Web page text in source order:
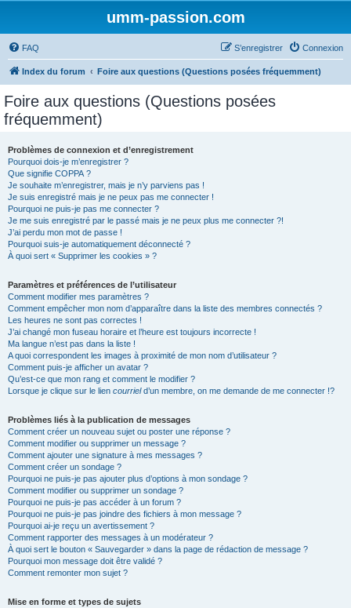
umm-passion.com
FAQ Connexion
S’enregistrer
Index du forum Foire aux questions (Questions posées fréquemment)
Foire aux questions (Questions posées
fréquemment)
Problèmes de connexion et d’enregistrement
Pourquoi dois-je m’enregistrer ?
Que signifie COPPA ?
Je souhaite m’enregistrer, mais je n’y parviens pas !
Je suis enregistré mais je ne peux pas me connecter !
Pourquoi ne puis-je pas me connecter ?
Je me suis enregistré par le passé mais je ne peux plus me connecter ?!
J’ai perdu mon mot de passe !
Pourquoi suis-je automatiquement déconnecté ?
À quoi sert « Supprimer les cookies » ?
Paramètres et préférences de l’utilisateur
Comment modifier mes paramètres ?
Comment empêcher mon nom d’apparaître dans la liste des membres connectés ?
Les heures ne sont pas correctes !
J’ai changé mon fuseau horaire et l’heure est toujours incorrecte !
Ma langue n’est pas dans la liste !
A quoi correspondent les images à proximité de mon nom d’utilisateur ?
Comment puis-je afficher un avatar ?
Qu’est-ce que mon rang et comment le modifier ?
Lorsque je clique sur le lien courrield’un membre, on me demande de me connecter !?
Problèmes liés à la publication de messages
Comment créer un nouveau sujet ou poster une réponse ?
Comment modifier ou supprimer un message ?
Comment ajouter une signature à mes messages ?
Comment créer un sondage ?
Pourquoi ne puis-je pas ajouter plus d’options à mon sondage ?
Comment modifier ou supprimer un sondage ?
Pourquoi ne puis-je pas accéder à un forum ?
Pourquoi ne puis-je pas joindre des fichiers à mon message ?
Pourquoi ai-je reçu un avertissement ?
Comment rapporter des messages à un modérateur ?
À quoi sert le bouton « Sauvegarder » dans la page de rédaction de message ?
Pourquoi mon message doit être validé ?
Comment remonter mon sujet ?
Mise en forme et types de sujets